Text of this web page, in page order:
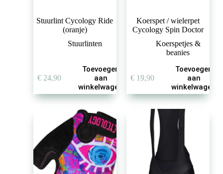
Stuurlint Cycology Ride
(oranje)
Stuurlinten
€24,90
Toevoegen
aan
winkelwagen
Koerspet / wielerpet
Cycology Spin Doctor
Koerspetjes &
beanies
€19,90
Toevoegen
aan
winkelwagen